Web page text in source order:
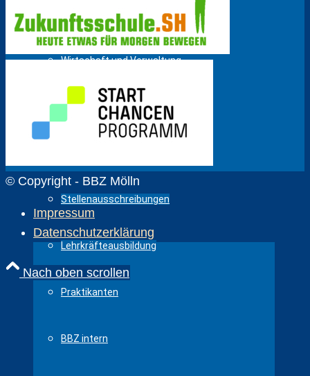
Sozialpädagogik
Wirtschaft und Verwaltung
Kollegium
Stellenausschreibungen
Lehrkräfteausbildung
Praktikanten
BBZ intern
© Copyright - BBZ Mölln
Impressum
Datenschutzerklärung
Nach oben scrollen